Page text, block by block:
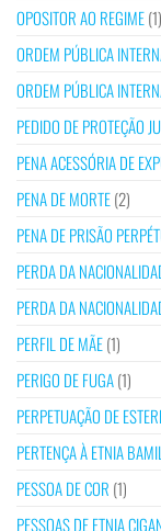
OPOSITOR AO REGIME(1)
ORDEM PÚBLICA
ORDEM PÚBLICA
PEDIDO DE PROTEÇÃO
PENA ACESSÓRIA DE
PENA DE MORTE(2)
PENA DE PRISÃO
PERDA DA
PERDA DA
PERFIL DE MÃE(1)
PERIGO DE FUGA(1)
PERPETUAÇÃO DE
PERTENÇA À ETNIA
PESSOA DE COR (1)
PESSOAS DE ETNIA